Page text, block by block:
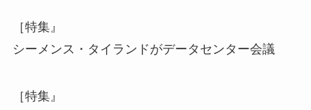
［特集』
シーメンス・タイランドがデータセンター会議
［特集』